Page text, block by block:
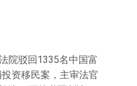
院驳回1335名中国富
资移民案，主审法官